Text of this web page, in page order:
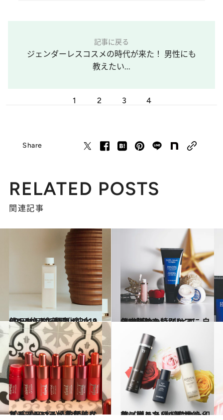
記事に戻る
ジェンダーレスコスメの時代が来た！ 男性にも
教えたい...
1 2 3 4
Share
RELATED POSTS
関連記事
2019.12.10
CREAベストコスメ 2019ランキング 美肌化粧水 1位～5位まで発表！
ビューティ＆ヘルス 2019.12.9
年末年始の特別ケアに 自分に贈りたい“ひとてま”美容
ビューティ＆ヘルス
2019.12.12
プチプラコスメ・ザ・ベスト2019〈1〉 旬顔になれるスーパー優秀な美リップ
ビューティ＆ヘルス 2019.12.21
彼に贈りたい！高機能メンズコスメ 洗練された印象に導く名品9選はコレ
ビューティ＆ヘルス